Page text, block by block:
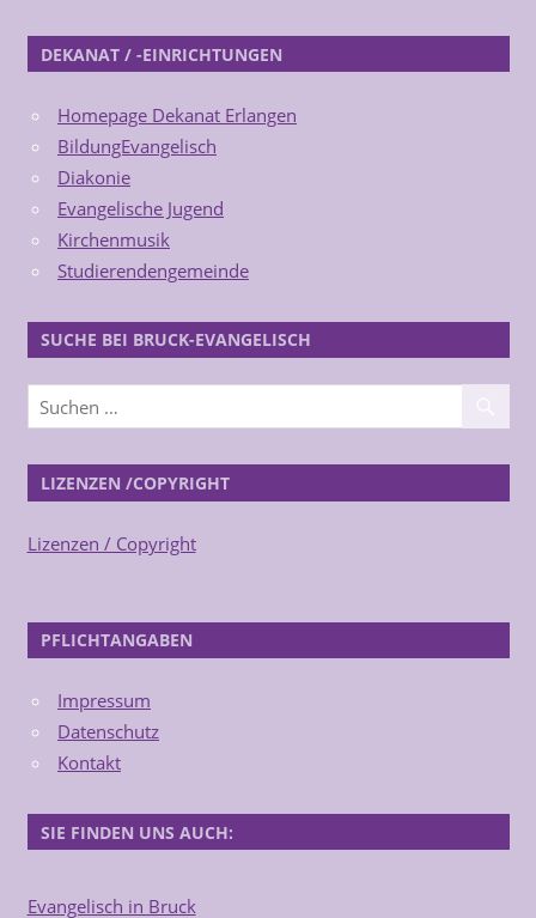
DEKANAT / -EINRICHTUNGEN
Homepage Dekanat Erlangen
BildungEvangelisch
Diakonie
Evangelische Jugend
Kirchenmusik
Studierendengemeinde
SUCHE BEI BRUCK-EVANGELISCH
LIZENZEN /COPYRIGHT
Lizenzen / Copyright
PFLICHTANGABEN
Impressum
Datenschutz
Kontakt
SIE FINDEN UNS AUCH:
Evangelisch in Bruck